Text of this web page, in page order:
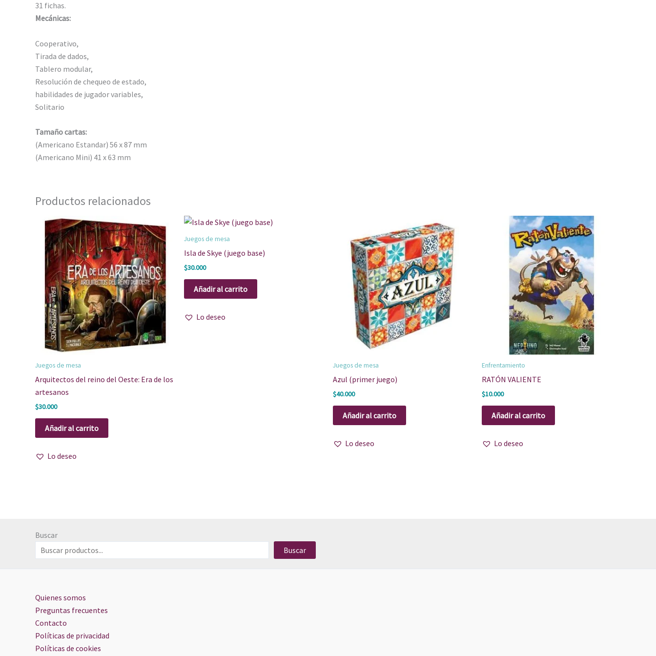
31 fichas.
Mecánicas:
Cooperativo,
Tirada de dados,
Tablero modular,
Resolución de chequeo de estado,
habilidades de jugador variables,
Solitario
Tamaño cartas:
(Americano Estandar) 56 x 87 mm
(Americano Mini) 41 x 63 mm
Productos relacionados
Juegos de mesa
Arquitectos del reino del Oeste: Era de los
artesanos
$30.000
Añadir al carrito
Lo deseo
Juegos de mesa
Isla de Skye (juego base)
$30.000
Añadir al carrito
Lo deseo
Juegos de mesa
Azul (primer juego)
$40.000
Añadir al carrito
Lo deseo
Enfrentamiento
RATÓN VALIENTE
$10.000
Añadir al carrito
Lo deseo
Buscar
Buscar
Quienes somos
Preguntas frecuentes
Contacto
Políticas de privacidad
Políticas de cookies